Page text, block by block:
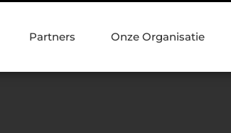
Partners Onze Organisatie